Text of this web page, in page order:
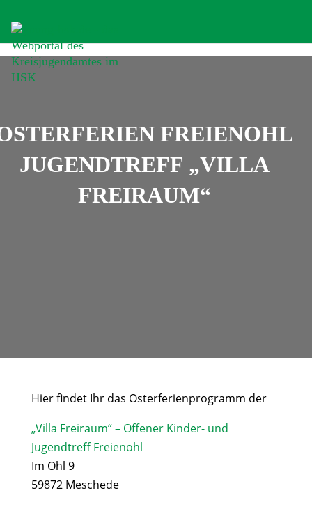
FREIENOHL
JUGENDTREFF „VILLA
FREIRAUM“
Hier findet Ihr das Osterferienprogramm der
„Villa Freiraum“ – Offener Kinder- und
Jugendtreff Freienohl
Im Ohl 9
59872 Meschede